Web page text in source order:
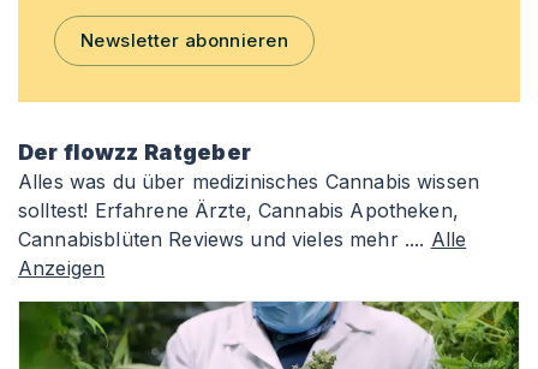
Newsletter abonnieren
Der flowzz Ratgeber
Alles was du über medizinisches Cannabis wissen
solltest! Erfahrene Ärzte, Cannabis Apotheken,
Cannabisblüten Reviews und vieles mehr .... Alle
Anzeigen